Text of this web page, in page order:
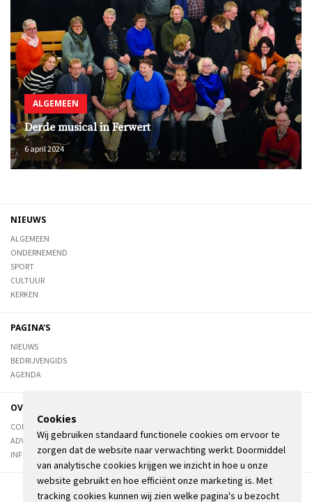
ALGEMEEN
Derde musical in Ferwert
6 april 2024
NIEUWS
ALGEMEEN
ONDERNEMEND
SPORT
CULTUUR
KERKEN
PAGINA'S
NIEUWS
BEDRIJVENGIDS
AGENDA
OVER DE STIENSER
CONTACT
ADVERTEREN
INFORMATIE
Cookies
Wij gebruiken standaard functionele cookies om ervoor te
zorgen dat de website naar verwachting werkt. Doormiddel
van analytische cookies krijgen we inzicht in hoe u onze
website gebruikt en hoe efficiënt onze marketing is. Met
tracking cookies kunnen wij zien welke pagina's u bezocht